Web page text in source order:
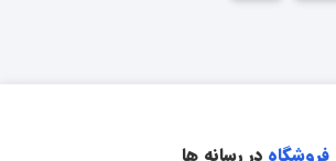
فروشگاه در رسانه ها